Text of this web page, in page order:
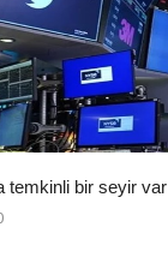
temkinli bir seyir var